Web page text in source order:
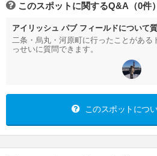
このスポットに関するQ&A（0件）
アイリッシュ パブ フィールドについて
二条・烏丸・河原町に行ったことがある
っせいに質問できます。
このスポットにつ